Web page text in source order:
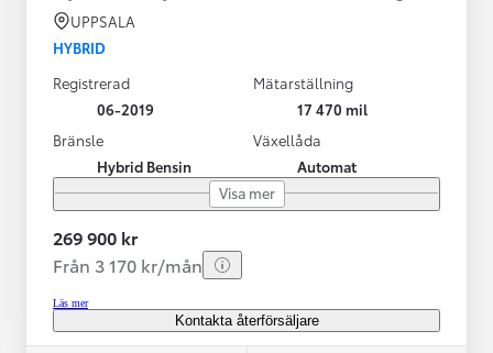
UPPSALA
HYBRID
Registrerad
06-2019
Mätarställning
17 470 mil
Bränsle
Hybrid Bensin
Växellåda
Automat
Visa mer
269 900 kr
Från 3 170 kr/mån
Läs mer
Kontakta återförsäljare